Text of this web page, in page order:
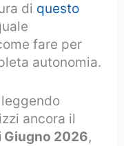
di questo
fare per
autonomia.
ancora il
Giugno 2026,